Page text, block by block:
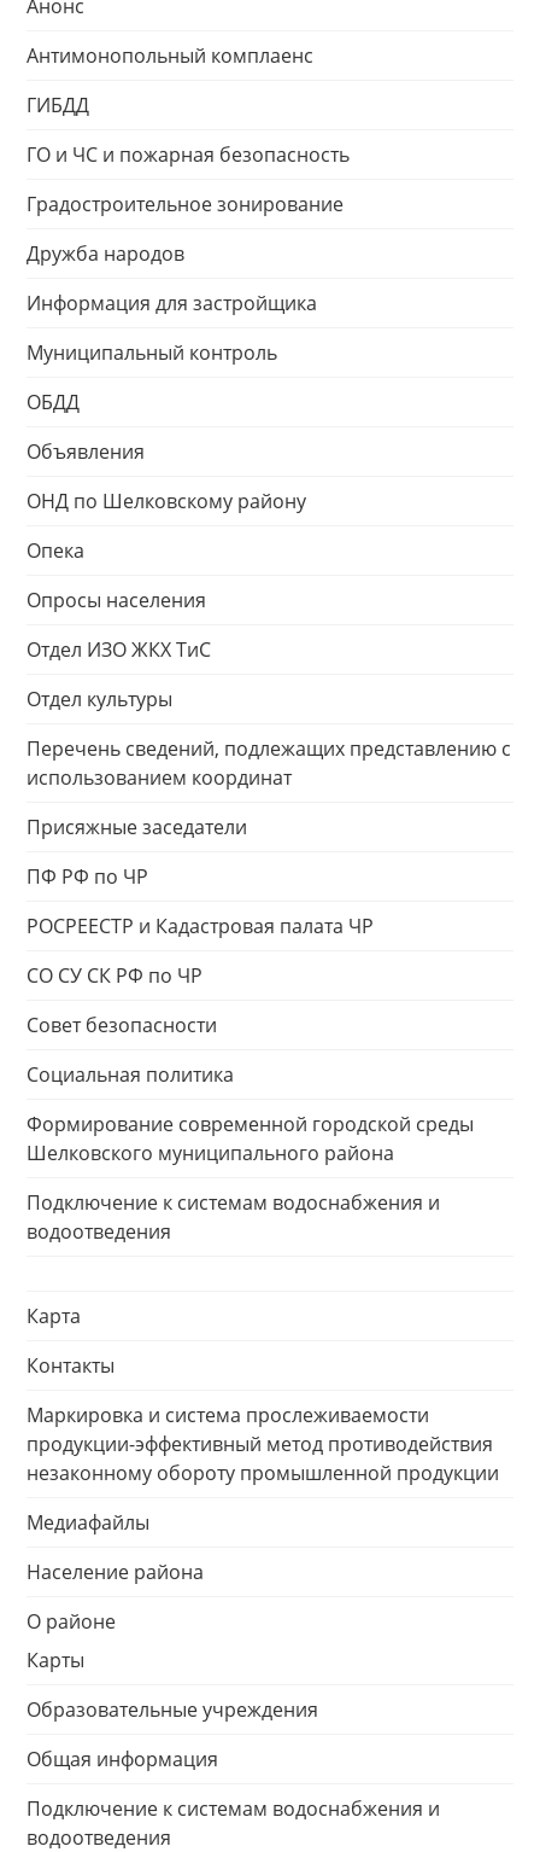
Анонс
Антимонопольный комплаенс
ГИБДД
ГО и ЧС и пожарная безопасность
Градостроительное зонирование
Дружба народов
Информация для застройщика
Муниципальный контроль
ОБДД
Объявления
ОНД по Шелковскому району
Опека
Опросы населения
Отдел ИЗО ЖКХ ТиС
Отдел культуры
Перечень сведений, подлежащих представлению с
использованием координат
Присяжные заседатели
ПФ РФ по ЧР
РОСРЕЕСТР и Кадастровая палата ЧР
СО СУ СК РФ по ЧР
Совет безопасности
Социальная политика
Формирование современной городской среды
Шелковского муниципального района
Подключение к системам водоснабжения и
водоотведения
Карта
Контакты
Маркировка и система прослеживаемости
продукции-эффективный метод противодействия
незаконному обороту промышленной продукции
Медиафайлы
Население района
О районе
Карты
Образовательные учреждения
Общая информация
Подключение к системам водоснабжения и
водоотведения